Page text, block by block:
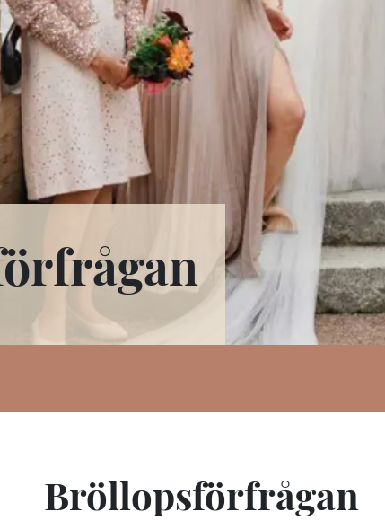
Bröllopsförfrågan